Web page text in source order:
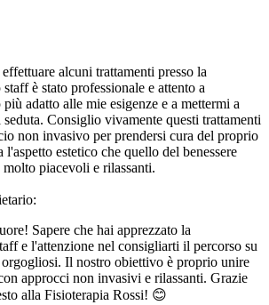
alcuni trattamenti presso la
è stato professionale e attento a
adatto alle mie esigenze e a mettermi a
Consiglio vivamente questi trattamenti
non invasivo per prendersi cura del proprio
estetico che quello del benessere
molto piacevoli e rilassanti.
Sapere che hai apprezzato la
e l'attenzione nel consigliarti il percorso su
orgogliosi. Il nostro obiettivo è proprio unire
approcci non invasivi e rilassanti. Grazie
alla Fisioterapia Rossi! 😊